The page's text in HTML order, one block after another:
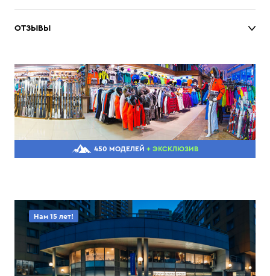
ОТЗЫВЫ
450 МОДЕЛЕЙ + ЭКСКЛЮЗИВ
Нам 15 лет!